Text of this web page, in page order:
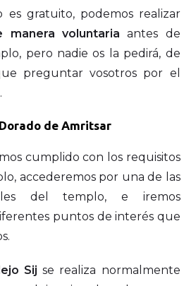
es gratuito, podemos realizar
manera voluntaria antes de
pero nadie os la pedirá, de
preguntar vosotros por el
de Amritsar
cumplido con los requisitos
accederemos por una de las
del templo, e iremos
puntos de interés que
Sij se realiza normalmente